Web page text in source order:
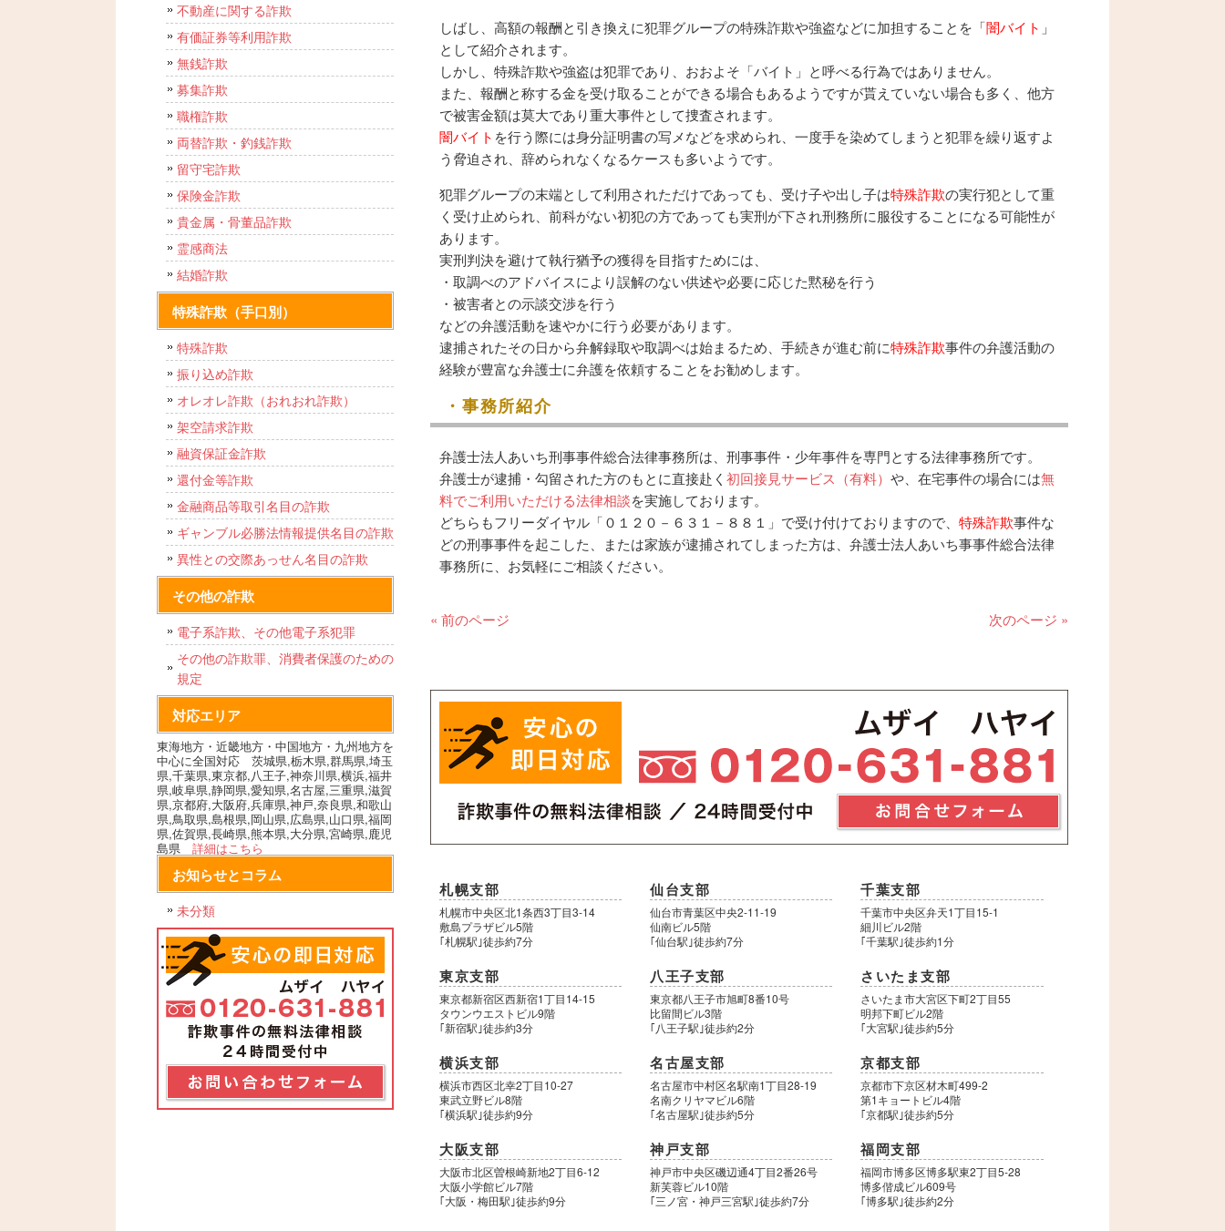
しばし、高額の報酬と引き換えに犯罪グループの特殊詐欺や強盗などに加担することを「闇バイト 」
として紹介されます。
しかし、特殊詐欺や強盗は犯罪であり、おおよそ「バイト」と呼べる行為ではありません。
また、報酬と称する金を受け取ることができる場合もあるようですが貰えていない場合も多く、他方
で被害金額は莫大であり重大事件として捜査されます。
闇バイト を行う際には身分証明書の写メなどを求められ、一度手を染めてしまうと犯罪を繰り返すよ
う脅迫され、辞められなくなるケースも多いようです。
犯罪グループの末端として利用されただけであっても、受け子や出し子は特殊詐欺の実行犯として重
く受け止められ、前科がない初犯の方であっても実刑が下され刑務所に服役することになる可能性が
あります。
実刑判決を避けて執行猶予の獲得を目指すためには、
・取調べのアドバイスにより誤解のない供述や必要に応じた黙秘を行う
・被害者との示談交渉を行う
などの弁護活動を速やかに行う必要があります。
逮捕されたその日から弁解録取や取調べは始まるため、手続きが進む前に特殊詐欺事件の弁護活動の
経験が豊富な弁護士に弁護を依頼することをお勧めします。
・事務所紹介
弁護士法人あいち刑事事件総合法律事務所は、刑事事件・少年事件を専門とする法律事務所です。
弁護士が逮捕・勾留された方のもとに直接赴く 初回接見サービス（有料） や、在宅事件の場合には無
料でご利用いただける法律相談を実施しております。
どちらもフリーダイヤル「０１２０－６３１－８８１」で受け付けておりますので、 特殊詐欺事件な
どの刑事事件を起こした、または家族が逮捕されてしまった方は、弁護士法人あいち事事件総合法律
事務所に、お気軽にご相談ください。
« 前のページ 次のページ »
札幌支部
札幌市中央区北1条西3丁目3-14
敷島プラザビル5階
｢札幌駅｣徒歩約7分
仙台支部
仙台市青葉区中央2-11-19
仙南ビル5階
｢仙台駅｣徒歩約7分
千葉支部
千葉市中央区弁天1丁目15-1
細川ビル2階
｢千葉駅｣徒歩約1分
東京支部
東京都新宿区西新宿1丁目14-15
タウンウエストビル9階
｢新宿駅｣徒歩約3分
八王子支部
東京都八王子市旭町8番10号
比留間ビル3階
｢八王子駅｣徒歩約2分
さいたま支部
さいたま市大宮区下町2丁目55
明邦下町ビル2階
｢大宮駅｣徒歩約5分
横浜支部
横浜市西区北幸2丁目10-27
東武立野ビル8階
｢横浜駅｣徒歩約9分
名古屋支部
名古屋市中村区名駅南1丁目28-19
名南クリヤマビル6階
｢名古屋駅｣徒歩約5分
京都支部
京都市下京区材木町499-2
第1キョートビル4階
｢京都駅｣徒歩約5分
大阪支部
大阪市北区曽根崎新地2丁目6-12
大阪小学館ビル7階
｢大阪・梅田駅｣徒歩約9分
神戸支部
神戸市中央区磯辺通4丁目2番26号
新芙蓉ビル10階
｢三ノ宮・神戸三宮駅｣徒歩約7分
福岡支部
福岡市博多区博多駅東2丁目5-28
博多偕成ビル609号
｢博多駅｣徒歩約2分
不動産に関する詐欺
有価証券等利用詐欺
無銭詐欺
募集詐欺
職権詐欺
両替詐欺・釣銭詐欺
留守宅詐欺
保険金詐欺
貴金属・骨董品詐欺
霊感商法
結婚詐欺
特殊詐欺（手口別）
特殊詐欺
振り込め詐欺
オレオレ詐欺（おれおれ詐欺）
架空請求詐欺
融資保証金詐欺
還付金等詐欺
金融商品等取引名目の詐欺
ギャンブル必勝法情報提供名目の詐欺
異性との交際あっせん名目の詐欺
その他の詐欺
電子系詐欺、その他電子系犯罪
その他の詐欺罪、消費者保護のための
規定
対応エリア
東海地方・近畿地方・中国地方・九州地方を
中心に全国対応 茨城県,栃木県,群馬県,埼玉
県,千葉県,東京都,八王子,神奈川県,横浜,福井
県,岐阜県,静岡県,愛知県,名古屋,三重県,滋賀
県,京都府,大阪府,兵庫県,神戸,奈良県,和歌山
県,鳥取県,島根県,岡山県,広島県,山口県,福岡
県,佐賀県,長崎県,熊本県,大分県,宮崎県,鹿児
島県 詳細はこちら
お知らせとコラム
未分類